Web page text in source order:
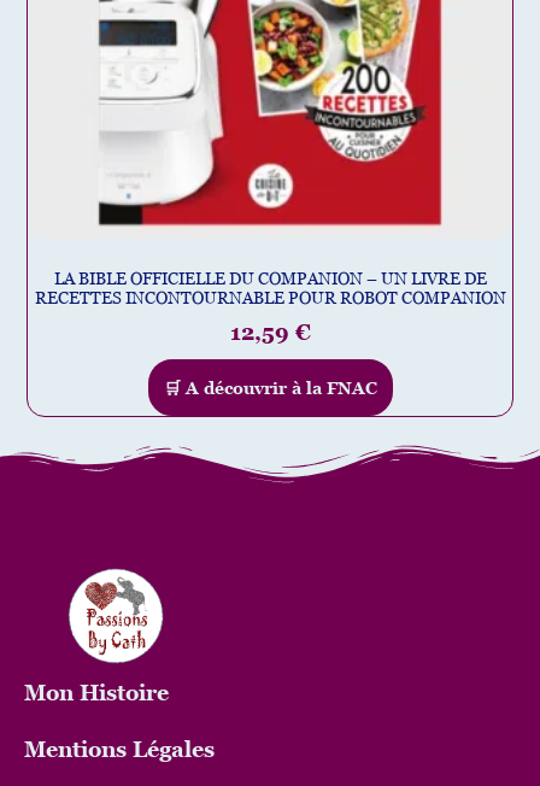
LA BIBLE OFFICIELLE DU COMPANION – UN LIVRE DE
RECETTES INCONTOURNABLE POUR ROBOT COMPANION
12,59 €
🛒 A découvrir à la FNAC
Mon Histoire
Mentions Légales